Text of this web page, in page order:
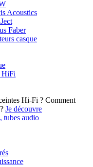
Acoustics
Faber
casque
HiFi
Comment
Je découvre
tubes audio